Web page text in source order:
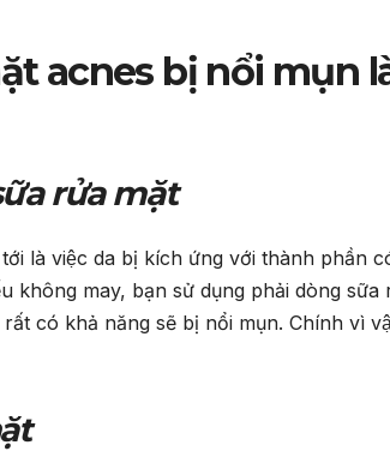
acnes bị nổi mụn
rửa mặt
là việc da bị kích ứng với thành phần
không may, bạn sử dụng phải dòng sữa
có khả năng sẽ bị nổi mụn. Chính vì